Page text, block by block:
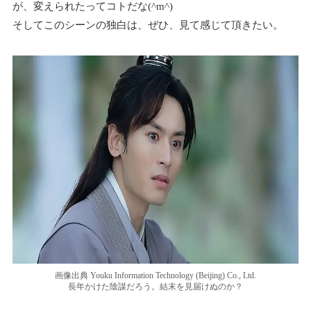
が、変えられたってコトだな(^m^)
そしてこのシーンの独白は、ぜひ、見て感じて頂きたい。
画像出典 Youku Information Technology (Beijing) Co., Ltd.
長年かけた陰謀だろう。結末を見届けぬのか？